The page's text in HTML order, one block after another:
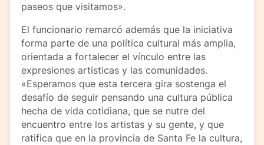
paseos que visitamos».
El funcionario remarcó además que la iniciativa
forma parte de una política cultural más amplia,
orientada a fortalecer el vínculo entre las
expresiones artísticas y las comunidades.
«Esperamos que esta tercera gira sostenga el
desafío de seguir pensando una cultura pública
hecha de vida cotidiana, que se nutre del
encuentro entre los artistas y su gente, y que
ratifica que en la provincia de Santa Fe la cultura,